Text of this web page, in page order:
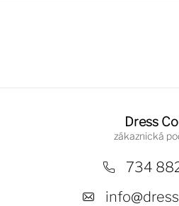
Dress
734
info@